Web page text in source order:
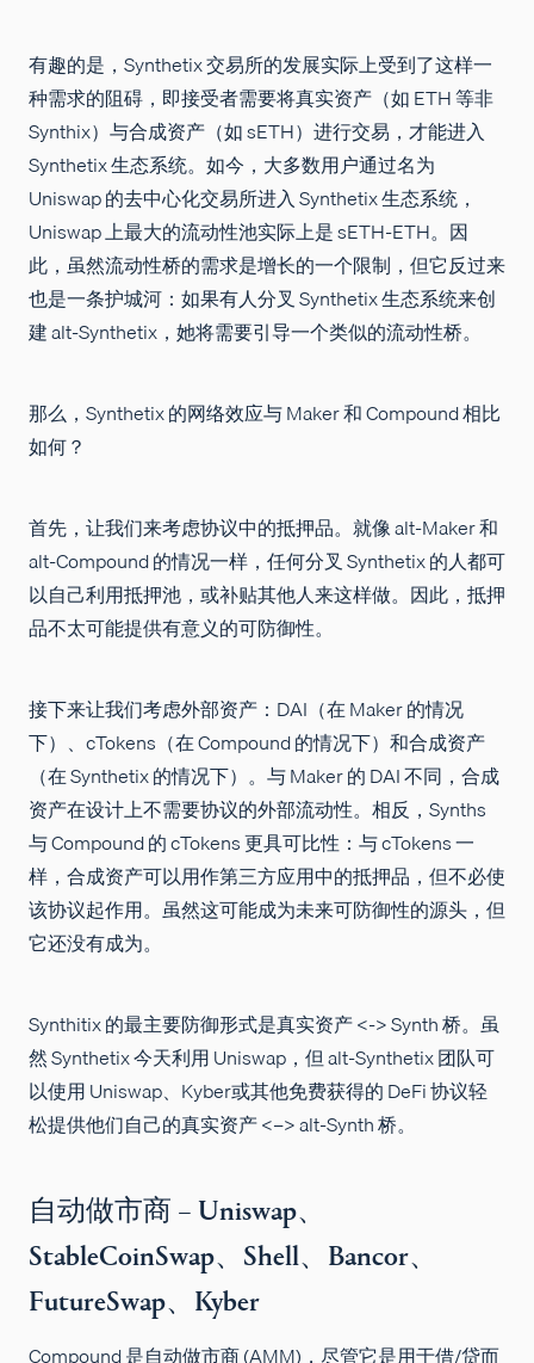
有趣的是，Synthetix 交易所的发展实际上受到了这样一
种需求的阻碍，即接受者需要将真实资产（如 ETH 等非
Synthix）与合成资产（如 sETH）进行交易，才能进入
Synthetix 生态系统。如今，大多数用户通过名为
Uniswap 的去中心化交易所进入 Synthetix 生态系统，
Uniswap 上最大的流动性池实际上是 sETH-ETH。因
此，虽然流动性桥的需求是增长的一个限制，但它反过来
也是一条护城河：如果有人分叉 Synthetix 生态系统来创
建 alt-Synthetix，她将需要引导一个类似的流动性桥。
那么，Synthetix 的网络效应与 Maker 和 Compound 相比
如何？
首先，让我们来考虑协议中的抵押品。就像 alt-Maker 和
alt-Compound 的情况一样，任何分叉 Synthetix 的人都可
以自己利用抵押池，或补贴其他人来这样做。因此，抵押
品不太可能提供有意义的可防御性。
接下来让我们考虑外部资产：DAI（在 Maker 的情况
下）、cTokens（在 Compound 的情况下）和合成资产
（在 Synthetix 的情况下）。与 Maker 的 DAI 不同，合成
资产在设计上不需要协议的外部流动性。相反，Synths
与 Compound 的 cTokens 更具可比性：与 cTokens 一
样，合成资产可以用作第三方应用中的抵押品，但不必使
该协议起作用。虽然这可能成为未来可防御性的源头，但
它还没有成为。
Synthitix 的最主要防御形式是真实资产 <-> Synth 桥。虽
然 Synthetix 今天利用 Uniswap，但 alt-Synthetix 团队可
以使用 Uniswap、Kyber或其他免费获得的 DeFi 协议轻
松提供他们自己的真实资产 <–> alt-Synth 桥。
自动做市商 – Uniswap、
StableCoinSwap、Shell、Bancor、
FutureSwap、Kyber
Compound 是自动做市商 (AMM)，尽管它是用于借/贷而